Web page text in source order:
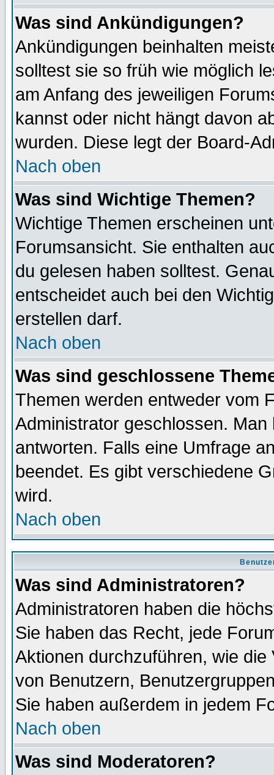
Was sind Ankündigungen?
Ankündigungen beinhalten
solltest sie so früh wie möglich
am Anfang des jeweiligen
kannst oder nicht hängt davon
wurden. Diese legt der Board-
Nach oben
Was sind Wichtige Themen?
Wichtige Themen erscheinen
Forumsansicht. Sie enthalten
du gelesen haben solltest.
entscheidet auch bei den
erstellen darf.
Nach oben
Was sind geschlossene
Themen werden entweder vom
Administrator geschlossen.
antworten. Falls eine Umfrage
beendet. Es gibt verschiedene
wird.
Nach oben
Was sind Administratoren?
Administratoren haben die
Sie haben das Recht, jede
Aktionen durchzuführen, wie
von Benutzern,
Sie haben außerdem in jedem
Nach oben
Was sind Moderatoren?